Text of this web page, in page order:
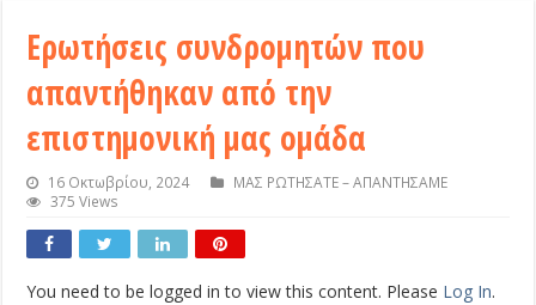
Ερωτήσεις συνδρομητών που
απαντήθηκαν από την
επιστημονική μας ομάδα
16 Οκτωβρίου, 2024
ΜΑΣ ΡΩΤΗΣΑΤΕ – ΑΠΑΝΤΗΣΑΜΕ
375 Views
You need to be logged in to view this content. Please Log In.